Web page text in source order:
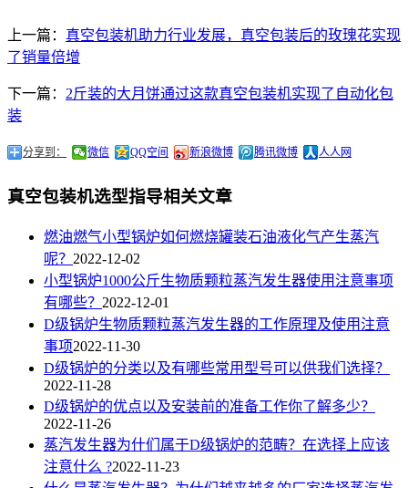
上一篇： 真空包装机助力行业发展，真空包装后的玫瑰花实现
了销量倍增
下一篇： 2斤装的大月饼通过这款真空包装机实现了自动化包
装
分享到： 微信 QQ空间 新浪微博 腾讯微博 人人网
真空包装机选型指导相关文章
燃油燃气小型锅炉如何燃烧罐装石油液化气产生蒸汽
呢？ 2022-12-02
小型锅炉1000公斤生物质颗粒蒸汽发生器使用注意事项
有哪些？ 2022-12-01
D级锅炉生物质颗粒蒸汽发生器的工作原理及使用注意
事项2022-11-30
D级锅炉的分类以及有哪些常用型号可以供我们选择？
2022-11-28
D级锅炉的优点以及安装前的准备工作你了解多少？
2022-11-26
蒸汽发生器为什们属于D级锅炉的范畴？在选择上应该
注意什么 ?2022-11-23